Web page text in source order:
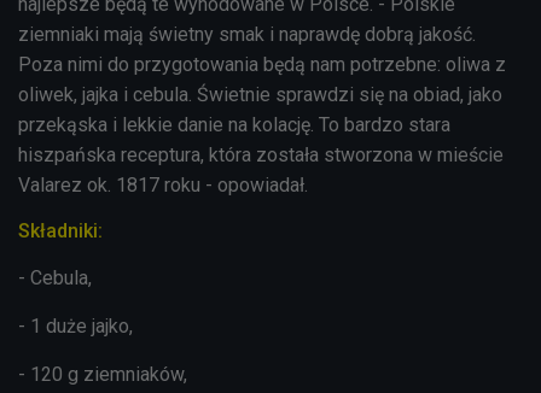
najlepsze będą te wyhodowane w Polsce. - Polskie
ziemniaki mają świetny smak i naprawdę dobrą jakość.
Poza nimi do przygotowania będą nam potrzebne: oliwa z
oliwek, jajka i cebula. Świetnie sprawdzi się na obiad, jako
przekąska i lekkie danie na kolację. To bardzo stara
hiszpańska receptura, która została stworzona w mieście
Valarez ok. 1817 roku - opowiadał.
Składniki:
- Cebula,
- 1 duże jajko,
- 120 g ziemniaków,